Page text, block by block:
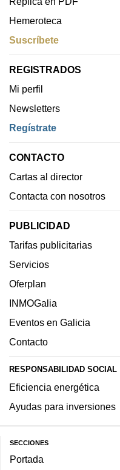
Hemeroteca
Suscríbete
REGISTRADOS
Mi perfil
Newsletters
Regístrate
CONTACTO
Cartas al director
Contacta con nosotros
PUBLICIDAD
Tarifas publicitarias
Servicios
Oferplan
INMOGalia
Eventos en Galicia
Contacto
RESPONSABILIDAD SOCIAL
Eficiencia energética
Ayudas para inversiones
SECCIONES
Portada